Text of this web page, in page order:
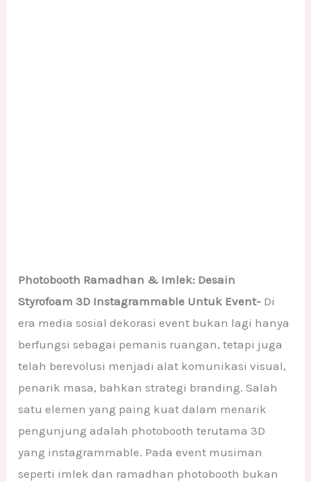
Photobooth Ramadhan & Imlek: Desain
Styrofoam 3D Instagrammable Untuk Event- Di
era media sosial dekorasi event bukan lagi hanya
berfungsi sebagai pemanis ruangan, tetapi juga
telah berevolusi menjadi alat komunikasi visual,
penarik masa, bahkan strategi branding. Salah
satu elemen yang paing kuat dalam menarik
pengunjung adalah photobooth terutama 3D
yang instagrammable. Pada event musiman
seperti imlek dan ramadhan photobooth bukan